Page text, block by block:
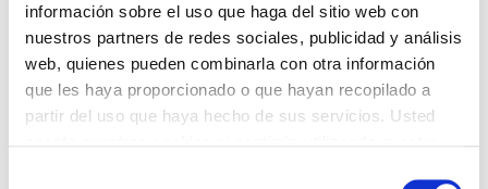
información sobre el uso que haga del sitio web con
nuestros partners de redes sociales, publicidad y análisis
web, quienes pueden combinarla con otra información
que les haya proporcionado o que hayan recopilado a
partir del uso que haya hecho de sus servicios. Usted